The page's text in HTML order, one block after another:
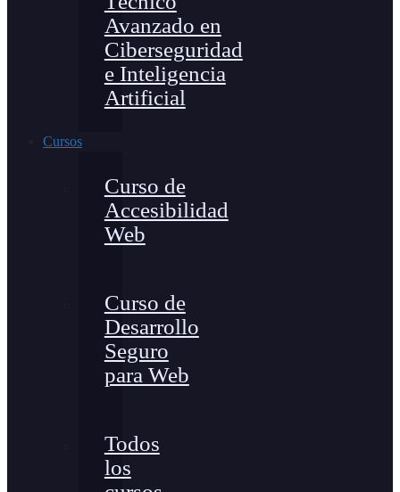
Avanzado en
Ciberseguridad
e Inteligencia
Artificial
Cursos
Curso de
Accesibilidad
Web
Curso de
Desarrollo
Seguro
para Web
Todos
los